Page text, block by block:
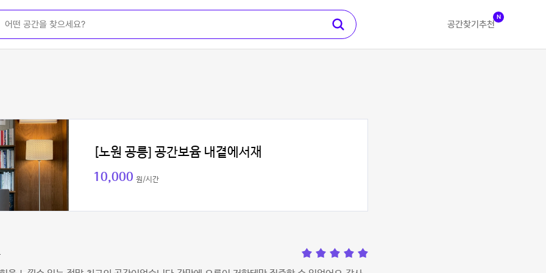
공간찾기 추천
N
[노원 공릉] 공간보윰 내곁에서재
10,000 원/시간